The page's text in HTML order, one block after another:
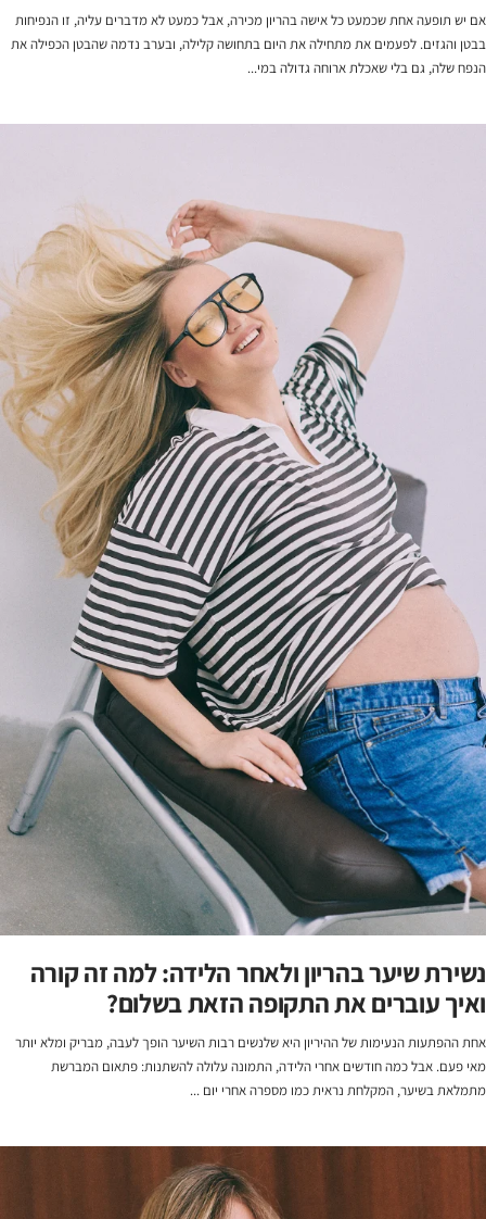
אם יש תופעה אחת שכמעט כל אישה בהריון מכירה, אבל כמעט לא מדברים עליה, זו הנפיחות
בבטן והגזים. לפעמים את מתחילה את היום בתחושה קלילה, ובערב נדמה שהבטן הכפילה את
הנפח שלה, גם בלי שאכלת ארוחה גדולה במי...
נשירת שיער בהריון ולאחר הלידה: למה זה קורה
ואיך עוברים את התקופה הזאת בשלום?
אחת ההפתעות הנעימות של ההיריון היא שלנשים רבות השיער הופך לעבה, מבריק ומלא יותר
מאי פעם. אבל כמה חודשים אחרי הלידה, התמונה עלולה להשתנות: פתאום המברשת
מתמלאת בשיער, המקלחת נראית כמו מספרה אחרי יום ...